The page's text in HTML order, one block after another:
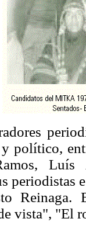
político,
vista", "El